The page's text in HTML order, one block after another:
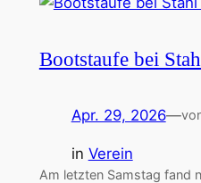
Bootstaufe bei
Apr. 29, 2026—
in Verein
Am letzten Samstag fand